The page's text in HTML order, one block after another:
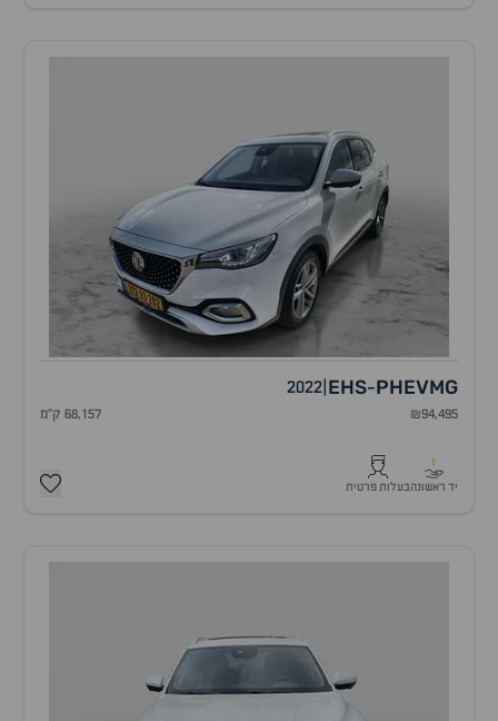
MG
EHS-PHEV
2022
₪94,495 68,157 ק"מ
1
יד ראשונהבעלות פרטית